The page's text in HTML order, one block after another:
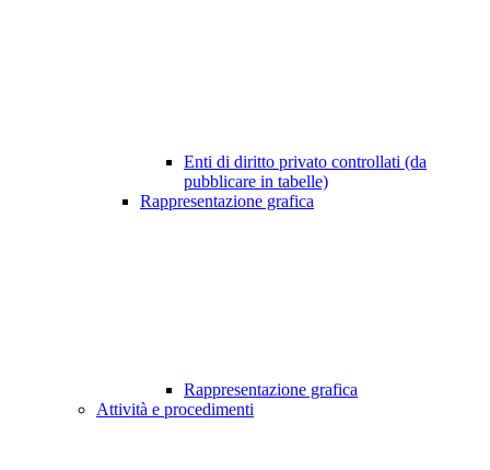
Enti di diritto privato controllati (da
pubblicare in tabelle)
Rappresentazione grafica
Rappresentazione grafica
Attività e procedimenti